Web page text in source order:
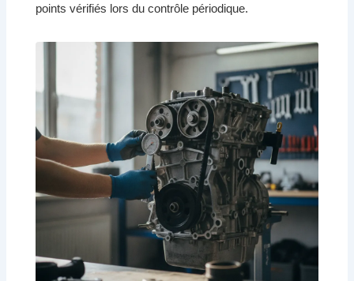
points vérifiés lors du contrôle périodique.